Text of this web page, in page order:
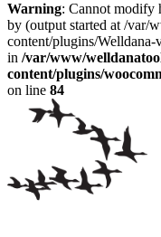
Warning: Cannot modify
by (output started at /var/
content/plugins/
in /var/www/
content/plugins/
on line 84